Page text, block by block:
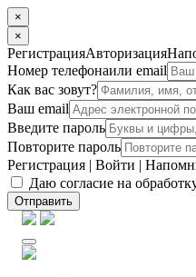
×
×
РегистрацияАвторизация
Номер телефонаили email
Как вас зовут?
Ваш email
Введите пароль
Повторите пароль
Регистрация | Войти |
Даю согласие на
Отправить